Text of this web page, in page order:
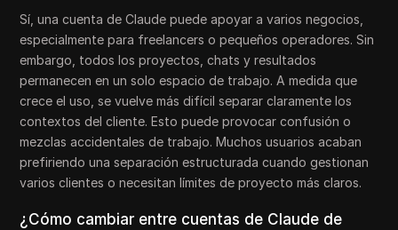
Sí, una cuenta de Claude puede apoyar a varios negocios,
especialmente para freelancers o pequeños operadores. Sin
embargo, todos los proyectos, chats y resultados
permanecen en un solo espacio de trabajo. A medida que
crece el uso, se vuelve más difícil separar claramente los
contextos del cliente. Esto puede provocar confusión o
mezclas accidentales de trabajo. Muchos usuarios acaban
prefiriendo una separación estructurada cuando gestionan
varios clientes o necesitan límites de proyecto más claros.
¿Cómo cambiar entre cuentas de Claude de